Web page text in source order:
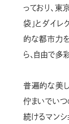
っており、東
袋」とダイレ
的な都市力
ら、自由で多
普遍的な美
佇まいでい
続けるマンシ